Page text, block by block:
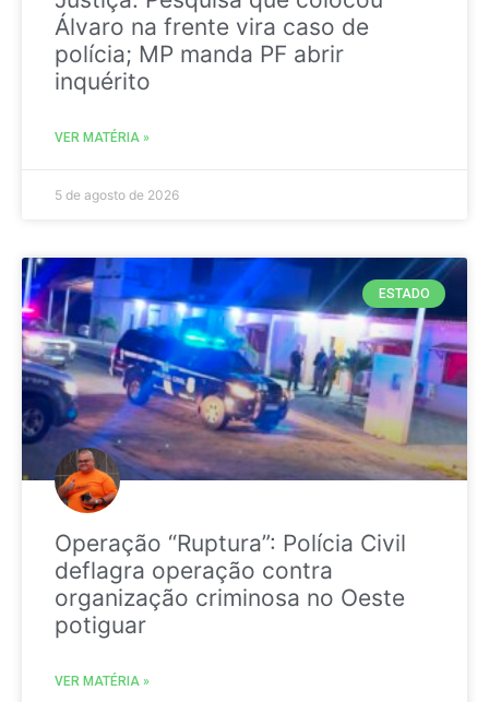
Álvaro na frente vira caso de
polícia; MP manda PF abrir
inquérito
VER MATÉRIA »
5 de agosto de 2026
ESTADO
Operação “Ruptura”: Polícia Civil
deflagra operação contra
organização criminosa no Oeste
potiguar
VER MATÉRIA »